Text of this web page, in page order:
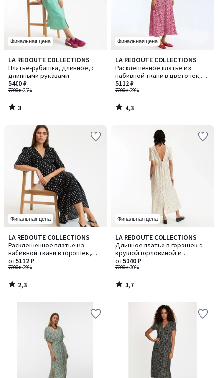
Финальная цена
LA REDOUTE COLLECTIONS
Платье-рубашка, длинное, с
длинными рукавами
7200 ₽-25%
5400 ₽
3
/
5
3
/
Финальная цена
LA REDOUTE COLLECTIONS
Расклешенное платье из
набивной ткани в цветочек,
длинное, рукав короткий
7200 ₽-29%
5112 ₽
4,3
/ 5
4,3
/
Финальная цена
LA REDOUTE COLLECTIONS
Расклешенное платье из
набивной ткани в горошек,
длинное, рукав короткий
7200 ₽-29%
от5112 ₽
2,3
/ 5
2,3
/
Финальная цена
LA REDOUTE COLLECTIONS
Длинное платье в горошек с
круглой горловиной и
короткими рукавами
7200 ₽-30%
от5040 ₽
3,7
/ 5
3,7
/